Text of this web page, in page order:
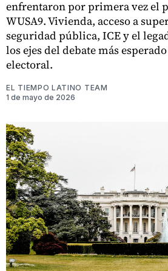
enfrentaron por primera vez el
WUSA9. Vivienda, acceso a
seguridad pública, ICE y el
los ejes del debate más
electoral.
EL TIEMPO LATINO TEAM
1 de mayo de 2026